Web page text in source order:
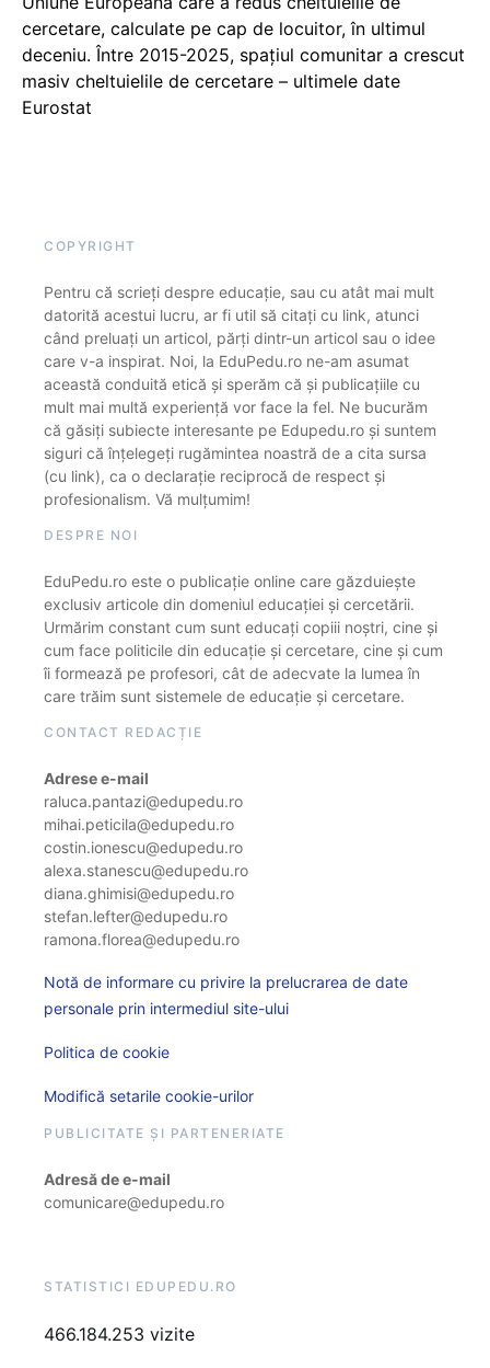
cercetare, calculate pe cap de locuitor, în ultimul
deceniu. Între 2015-2025, spațiul comunitar a crescut
masiv cheltuielile de cercetare – ultimele date
Eurostat
COPYRIGHT
Pentru că scrieți despre educație, sau cu atât mai mult
datorită acestui lucru, ar fi util să citați cu link, atunci
când preluați un articol, părți dintr-un articol sau o idee
care v-a inspirat. Noi, la EduPedu.ro ne-am asumat
această conduită etică și sperăm că și publicațiile cu
mult mai multă experiență vor face la fel. Ne bucurăm
că găsiți subiecte interesante pe Edupedu.ro și suntem
siguri că înțelegeți rugămintea noastră de a cita sursa
(cu link), ca o declarație reciprocă de respect și
profesionalism. Vă mulțumim!
DESPRE NOI
EduPedu.ro este o publicație online care găzduiește
exclusiv articole din domeniul educației și cercetării.
Urmărim constant cum sunt educați copiii noștri, cine și
cum face politicile din educație și cercetare, cine și cum
îi formează pe profesori, cât de adecvate la lumea în
care trăim sunt sistemele de educație și cercetare.
CONTACT REDACȚIE
Adrese e-mail
raluca.pantazi@edupedu.ro
mihai.peticila@edupedu.ro
costin.ionescu@edupedu.ro
alexa.stanescu@edupedu.ro
diana.ghimisi@edupedu.ro
stefan.lefter@edupedu.ro
ramona.florea@edupedu.ro
Notă de informare cu privire la prelucrarea de date
personale prin intermediul site-ului
Politica de cookie
Modifică setarile cookie-urilor
PUBLICITATE ȘI PARTENERIATE
Adresă de e-mail
comunicare@edupedu.ro
STATISTICI EDUPEDU.RO
466.184.253 vizite